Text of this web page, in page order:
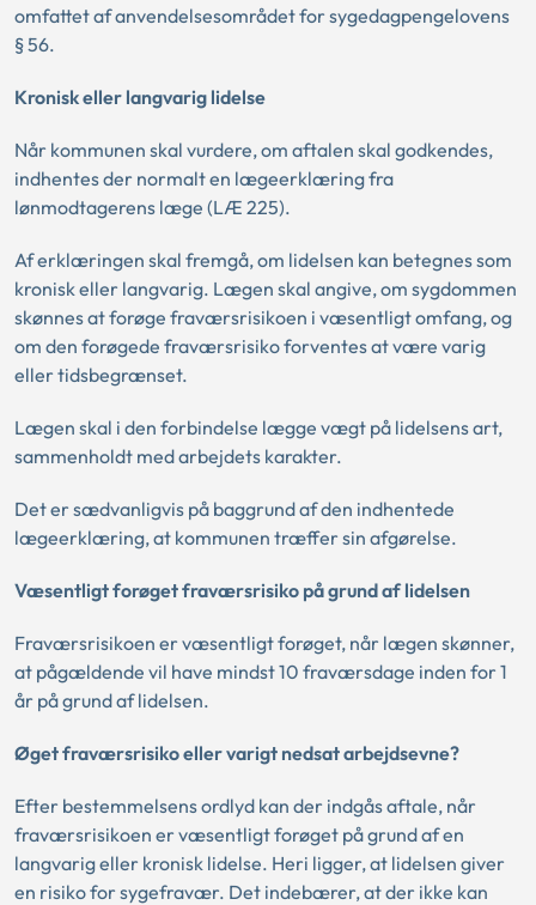
omfattet af anvendelsesområdet for sygedagpengelovens
§ 56.
Kronisk eller langvarig lidelse
Når kommunen skal vurdere, om aftalen skal godkendes,
indhentes der normalt en lægeerklæring fra
lønmodtagerens læge (LÆ 225).
Af erklæringen skal fremgå, om lidelsen kan betegnes som
kronisk eller langvarig. Lægen skal angive, om sygdommen
skønnes at forøge fraværsrisikoen i væsentligt omfang, og
om den forøgede fraværsrisiko forventes at være varig
eller tidsbegrænset.
Lægen skal i den forbindelse lægge vægt på lidelsens art,
sammenholdt med arbejdets karakter.
Det er sædvanligvis på baggrund af den indhentede
lægeerklæring, at kommunen træffer sin afgørelse.
Væsentligt forøget fraværsrisiko på grund af lidelsen
Fraværsrisikoen er væsentligt forøget, når lægen skønner,
at pågældende vil have mindst 10 fraværsdage inden for 1
år på grund af lidelsen.
Øget fraværsrisiko eller varigt nedsat arbejdsevne?
Efter bestemmelsens ordlyd kan der indgås aftale, når
fraværsrisikoen er væsentligt forøget på grund af en
langvarig eller kronisk lidelse. Heri ligger, at lidelsen giver
en risiko for sygefravær. Det indebærer, at der ikke kan